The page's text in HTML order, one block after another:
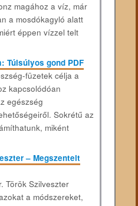
magához a víz, már
a mosdókagyló alatt
éppen vízzel telt
Túlsúlyos gond PDF
füzetek célja a
kapcsolódóan
egészség
Sokrétű az
miként
– Megszentelt
Török Szilveszter
a módszereket,